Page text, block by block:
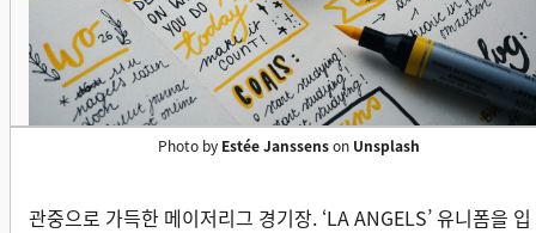
Photo byEstée Janssenson Unsplash
관중으로 가득한 메이저리그 경기장. ‘LA ANGELS’ 유니폼을 입